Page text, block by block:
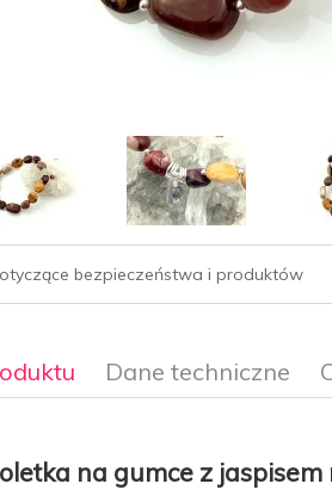
bezpieczeństwa i produktów
Dane techniczne
na gumce z